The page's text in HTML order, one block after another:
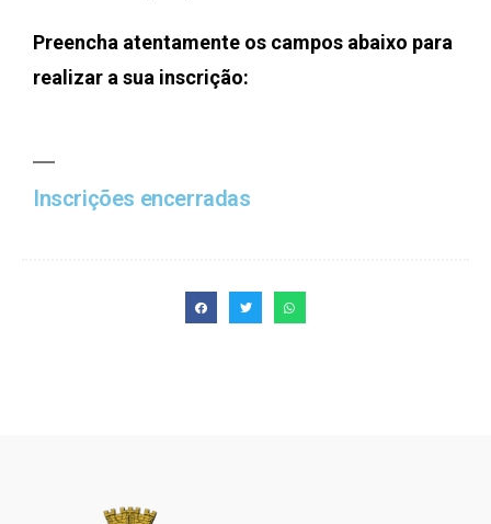
Preencha atentamente os campos abaixo para
realizar a sua inscrição:
Inscrições encerradas